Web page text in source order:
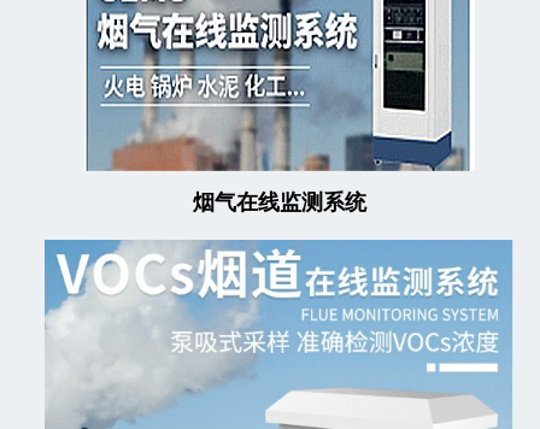
烟气在线监测系统